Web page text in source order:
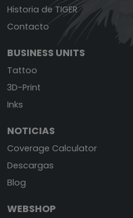
Historia de TIGER
Contacto
BUSINESS UNITS
Tattoo
3D-Print
Inks
NOTICIAS
Coverage Calculator
Descargas
Blog
WEBSHOP